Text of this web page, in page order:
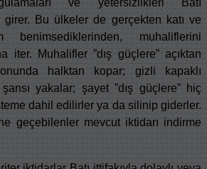
ve yetersizlikleri Batı
girer. Bu ülkeler de gerçekten katı ve
muhaliflerini
iter. Muhalifler ”dış güçlere” açıktan
halktan kopar; gizli kapaklı
yakalar; şayet ”dış güçlere” hiç
dahil edilirler ya da silinip giderler.
geçebilenler mevcut iktidarı indirme